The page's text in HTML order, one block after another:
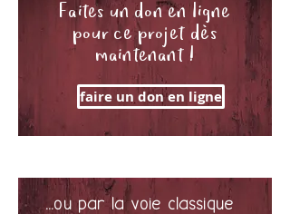
Faites un don en ligne
pour ce projet dès
maintenant !
faire un don en ligne
...ou par la voie classique